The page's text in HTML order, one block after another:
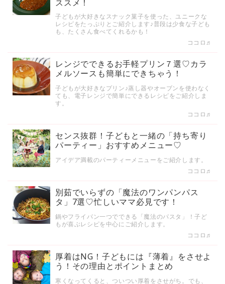
ススメ！
子どもが大好きなスナック菓子を使った、ユニークな
レシピをたっぷりとご紹介します♪普段は少食な子ども
も、たくさん食べてくれるかも！
ココロ♬
レンジでできるお手軽プリン７選♡カラ
メルソースも簡単にできちゃう！
子どもが大好きなプリン♪蒸し器やオーブンを使わなく
ても、電子レンジで簡単にできるレシピをご紹介しま
す。
ココロ♬
センス抜群！子どもと一緒の「持ち寄り
パーティー」おすすめメニュー♡
アイデア満載のパーティーメニューをご紹介します。
ココロ♬
別茹でいらずの「魔法のワンパンパス
タ」7選♡忙しいママ必見です！
鍋やフライパン一つでできる「魔法のパスタ」！子ど
もが喜ぶレシピを中心にご紹介します。
ココロ♬
厚着はNG！子どもには『薄着』をさせよ
う！その理由とポイントまとめ
寒くなってくると、ついつい厚着をさせがち。でも、